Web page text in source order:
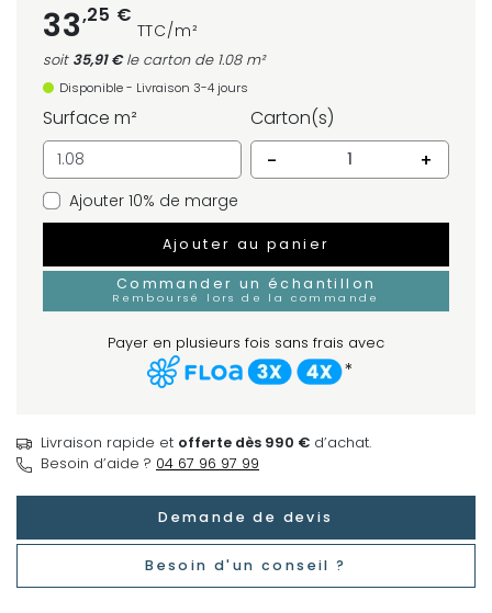
33,25 €
TTC/m²
soit 35,91 €le carton de 1.08 m²
Disponible - Livraison 3-4 jours
Surface m²
Carton(s)
-
+
Ajouter 10% de marge
Ajouter au panier
Commander un échantillon
Remboursé lors de la commande
Payer en plusieurs fois sans frais avec
*
Livraison rapide et offerte dès 990 € d’achat.
Besoin d’aide ? 04 67 96 97 99
Demande de devis
Besoin d'un conseil ?